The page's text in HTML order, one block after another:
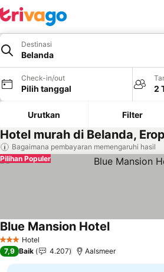
Destinasi
Belanda
Check-in/out
Pilih tanggal 2
Urutkan Filter
Hotel murah di Belanda,
Bagaimana pembayaran memengaruhi hasil
Pilihan Populer
3 BintangHotel
Blue Mansion Hotel
7,9 Baik 4.207 Aalsmeer